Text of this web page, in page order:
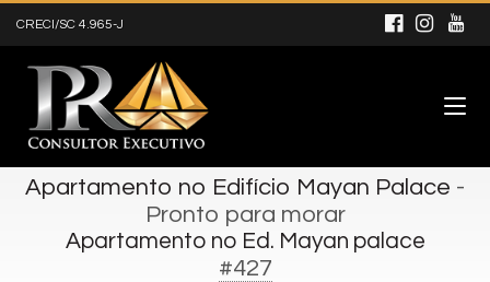
CRECI/SC 4.965-J
Apartamento no Edifício Mayan Palace -
Pronto para morar
Apartamento no Ed. Mayan palace
#427